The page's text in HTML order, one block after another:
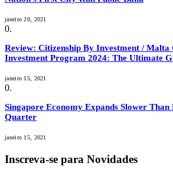
janeiro 20, 2021
Review: Citizenship By Investment / Malta
Investment Program 2024: The Ultimate
janeiro 15, 2021
Singapore Economy Expands Slower
Quarter
janeiro 15, 2021
Inscreva-se para Novidades